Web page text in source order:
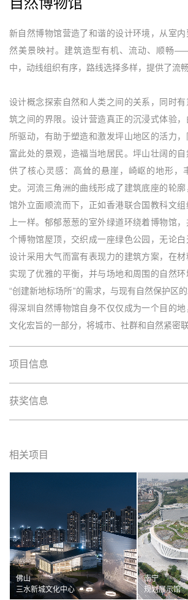
新自然博物馆营造了和谐的设计环境，从室
然美景映衬。建筑造型有机、流动、顺畅
中，动线组织有序，路线选择多样，提供了流
设计概念探索自然和人类之间的关系，同时
筑之间的界限。设计营造真正的沉浸式体验
所驱动，有助于塑造和激发坪山地区的活力
富此处的景观，造福当地居民。坪山壮阔的
供了核心灵感：高耸的悬崖，崎岖的地形，
史。河流三角洲的曲线形成了建筑底座的轮
馆外立面顺流而下，正如香港联合国教科文
上一样。郁郁葱葱的室外绿道环绕着博物馆
个博物馆屋顶，交织成一座绿色公园，无论白
设计采用大气而富有表现力的建筑方案，在
实现了优雅的平衡，并与场地和周围的自然
“创建新地标场所”的需求，与现有自然保护区
得深圳自然博物馆自身不仅仅成为一个目的
文化宏旨的一部分，将城市、社群和自然紧密联
项目信息
获奖信息
相关项目
佛山
三水新城文化中心
南宁
规划展示馆